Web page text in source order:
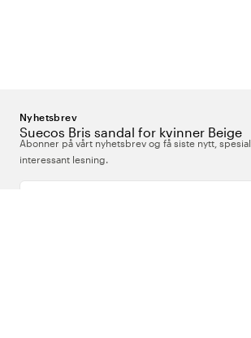
Suecos Bris sandal for kvinner Beige
Nyhetsbrev
Abonner på vårt nyhetsbrev og få siste nytt,
interessant lesning.
Skriv inn din e-postadresse